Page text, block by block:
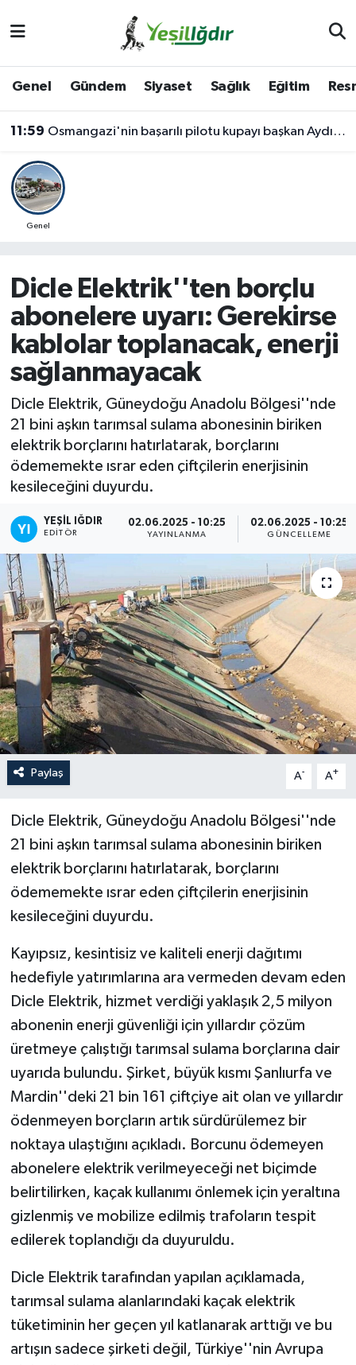
Genel Gündem Siyaset Sağlık Eğitim
11:59 Osmangazi'nin başarılı pilotu kupayı başkan Aydın'la paylaştı
Genel
Dicle Elektrik''ten borçlu
abonelere uyarı: Gerekirse
kablolar toplanacak, enerji
sağlanmayacak
Dicle Elektrik, Güneydoğu Anadolu Bölgesi''nde
21 bini aşkın tarımsal sulama abonesinin biriken
elektrik borçlarını hatırlatarak, borçlarını
ödememekte ısrar eden çiftçilerin enerjisinin
kesileceğini duyurdu.
YEŞIL IĞDIR
EDITÖR
02.06.2025 - 10:25
YAYINLANMA
02.06.2025 - 10:25
GÜNCELLEME
Paylaş A- A+
Dicle Elektrik, Güneydoğu Anadolu Bölgesi''nde
21 bini aşkın tarımsal sulama abonesinin biriken
elektrik borçlarını hatırlatarak, borçlarını
ödememekte ısrar eden çiftçilerin enerjisinin
kesileceğini duyurdu.
Kayıpsız, kesintisiz ve kaliteli enerji dağıtımı
hedefiyle yatırımlarına ara vermeden devam eden
Dicle Elektrik, hizmet verdiği yaklaşık 2,5 milyon
abonenin enerji güvenliği için yıllardır çözüm
üretmeye çalıştığı tarımsal sulama borçlarına dair
uyarıda bulundu. Şirket, büyük kısmı Şanlıurfa ve
Mardin''deki 21 bin 161 çiftçiye ait olan ve yıllardır
ödenmeyen borçların artık sürdürülemez bir
noktaya ulaştığını açıkladı. Borcunu ödemeyen
abonelere elektrik verilmeyeceği net biçimde
belirtilirken, kaçak kullanımı önlemek için yeraltına
gizlenmiş ve mobilize edilmiş trafoların tespit
edilerek toplandığı da duyuruldu.
Dicle Elektrik tarafından yapılan açıklamada,
tarımsal sulama alanlarındaki kaçak elektrik
tüketiminin her geçen yıl katlanarak arttığı ve bu
artışın sadece şirketi değil, Türkiye''nin Avrupa
İğdir Namaz Vakitleri
Iğdır Trafik Yoğunluk Haritası
Süper Lig Puan Durumu ve Fikstür
Son Dakika Haberleri
Haber Arşivi